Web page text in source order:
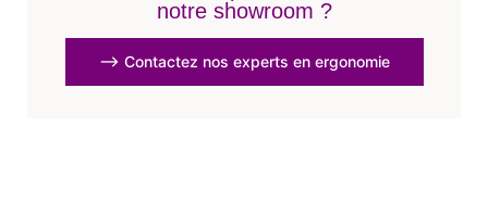
notre showroom ?
⟶ Contactez nos experts en ergonomie